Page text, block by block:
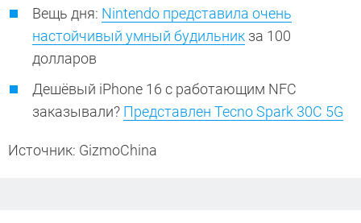
Вещь дня: Nintendo представила очень
настойчивый умный будильник за 100
долларов
Дешёвый iPhone 16 с работающим NFC
заказывали? Представлен Tecno Spark 30C 5G
Источник: GizmoChina